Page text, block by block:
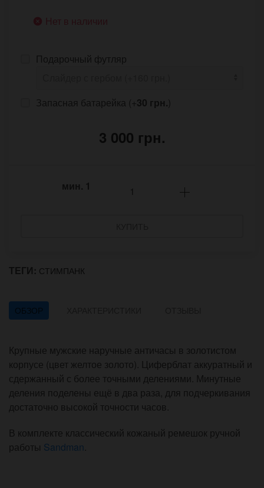
Нет в наличии
Подарочный футляр
Запасная батарейка (+30 грн.)
3 000 грн.
мин. 1
ТЕГИ: СТИМПАНК
ОБЗОР
Крупные мужские наручные античасы в золотистом
корпусе (цвет желтое золото). Циферблат аккуратный и
сдержанный с более точными делениями. Минутные
деления поделены ещё в два раза, для подчеркивания
достаточно высокой точности часов.
В комплекте классический кожаный ремешок ручной
работы Sandman.